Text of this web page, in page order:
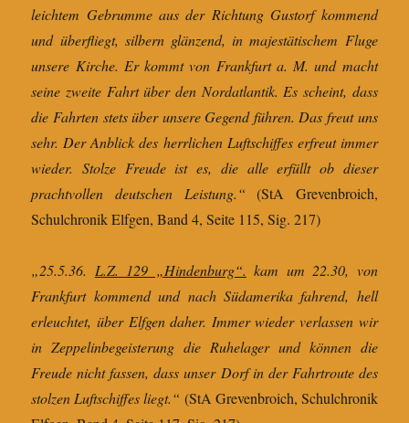
leichtem Gebrumme aus der Richtung Gustorf kommend
und überfliegt, silbern glänzend, in majestätischem Fluge
unsere Kirche. Er kommt von Frankfurt a. M. und macht
seine zweite Fahrt über den Nordatlantik. Es scheint, dass
die Fahrten stets über unsere Gegend führen. Das freut uns
sehr. Der Anblick des herrlichen Luftschiffes erfreut immer
wieder. Stolze Freude ist es, die alle erfüllt ob dieser
prachtvollen deutschen Leistung.“ (StA Grevenbroich,
Schulchronik Elfgen, Band 4, Seite 115, Sig. 217)
„25.5.36. L.Z. 129 „Hindenburg“. kam um 22.30, von
Frankfurt kommend und nach Südamerika fahrend, hell
erleuchtet, über Elfgen daher. Immer wieder verlassen wir
in Zeppelinbegeisterung die Ruhelager und können die
Freude nicht fassen, dass unser Dorf in der Fahrtroute des
stolzen Luftschiffes liegt.“ (StA Grevenbroich, Schulchronik